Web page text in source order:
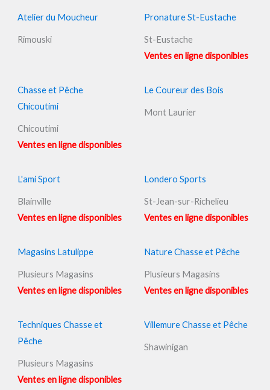
Atelier du Moucheur
Rimouski
Pronature St-Eustache
St-Eustache
Ventes en ligne disponibles
Chasse et Pêche
Chicoutimi
Chicoutimi
Ventes en ligne disponibles
Le Coureur des Bois
Mont Laurier
L'ami Sport
Blainville
Ventes en ligne disponibles
Londero Sports
St-Jean-sur-Richelieu
Ventes en ligne disponibles
Magasins Latulippe
Plusieurs Magasins
Ventes en ligne disponibles
Nature Chasse et Pêche
Plusieurs Magasins
Ventes en ligne disponibles
Techniques Chasse et
Pêche
Plusieurs Magasins
Ventes en ligne disponibles
Villemure Chasse et Pêche
Shawinigan